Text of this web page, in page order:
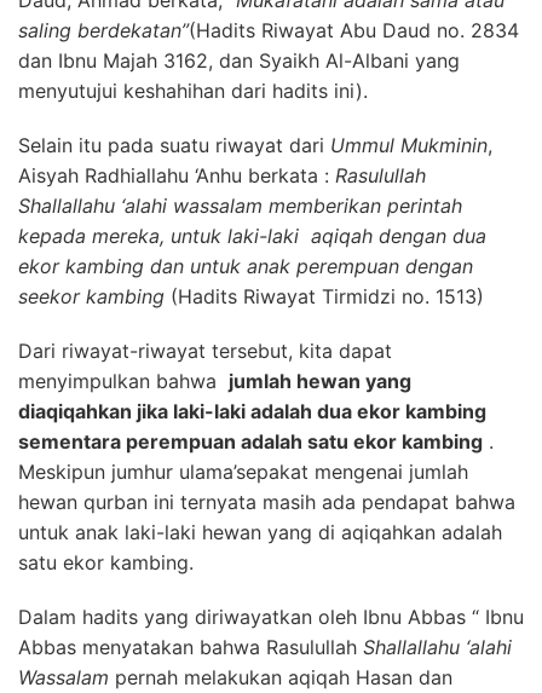
saling berdekatan”(Hadits Riwayat Abu Daud no. 2834
dan Ibnu Majah 3162, dan Syaikh Al-Albani yang
menyutujui keshahihan dari hadits ini).
Selain itu pada suatu riwayat dari Ummul Mukminin,
Aisyah Radhiallahu ‘Anhu berkata : Rasulullah
Shallallahu ‘alahi wassalam memberikan perintah
kepada mereka, untuk laki-laki aqiqah dengan dua
ekor kambing dan untuk anak perempuan dengan
seekor kambing (Hadits Riwayat Tirmidzi no. 1513)
Dari riwayat-riwayat tersebut, kita dapat
menyimpulkan bahwa jumlah hewan yang
diaqiqahkan jika laki-laki adalah dua ekor kambing
sementara perempuan adalah satu ekor kambing .
Meskipun jumhur ulama’sepakat mengenai jumlah
hewan qurban ini ternyata masih ada pendapat bahwa
untuk anak laki-laki hewan yang di aqiqahkan adalah
satu ekor kambing.
Dalam hadits yang diriwayatkan oleh Ibnu Abbas “ Ibnu
Abbas menyatakan bahwa Rasulullah Shallallahu ‘alahi
Wassalam pernah melakukan aqiqah Hasan dan